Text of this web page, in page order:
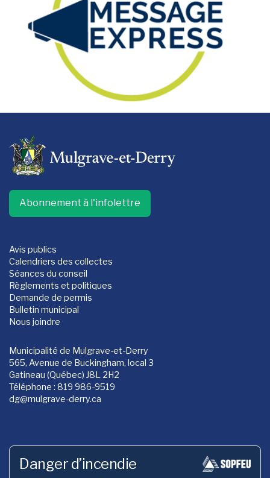
-
Abonnement à l'infolettre
Avis publics
Calendriers des collectes
Séances du conseil
Règlements et politiques
Demande de permis
Bulletin municipal
Nous joindre
Municipalité de Mulgrave-et-Derry
565, Avenue de Buckingham, local 3
Gatineau (Québec) J8L 2H2
Téléphone : 819 986-9519
dg@mulgrave-derry.ca
Danger d’incendie